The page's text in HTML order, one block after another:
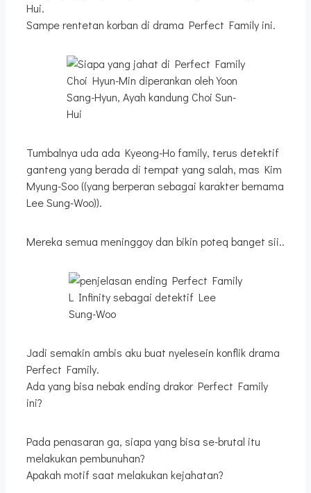
Hui.
Sampe rentetan korban di drama Perfect Family ini.
Choi Hyun-Min diperankan oleh Yoon
Sang-Hyun, Ayah kandung Choi Sun-
Hui
Tumbalnya uda ada Kyeong-Ho family, terus detektif
ganteng yang berada di tempat yang salah, mas Kim
Myung-Soo ((yang berperan sebagai karakter bernama
Lee Sung-Woo)).
Mereka semua meninggoy dan bikin poteq banget sii..
L Infinity sebagai detektif Lee
Sung-Woo
Jadi semakin ambis aku buat nyelesein konflik drama
Perfect Family.
Ada yang bisa nebak ending drakor Perfect Family
ini?
Pada penasaran ga, siapa yang bisa se-brutal itu
melakukan pembunuhan?
Apakah motif saat melakukan kejahatan?